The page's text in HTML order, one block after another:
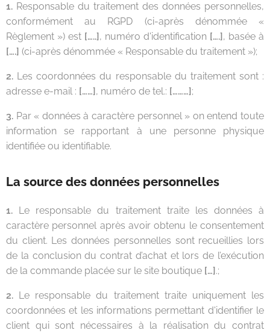
1. Responsable du traitement des données personnelles,
conformément au RGPD (ci-après dénommée «
Règlement ») est […..], numéro d'identification [….], basée à
[….] (ci-après dénommée « Responsable du traitement »);
2. Les coordonnées du responsable du traitement sont :
adresse e-mail : [……], numéro de tel.: [………];
3. Par « données à caractère personnel » on entend toute
information se rapportant à une personne physique
identifiée ou identifiable.
La source des données personnelles
1. Le responsable du traitement traite les données à
caractère personnel après avoir obtenu le consentement
du client. Les données personnelles sont recueillies lors
de la conclusion du contrat d’achat et lors de l’exécution
de la commande placée sur le site boutique […].;
2. Le responsable du traitement traite uniquement les
coordonnées et les informations permettant d'identifier le
client qui sont nécessaires à la réalisation du contrat